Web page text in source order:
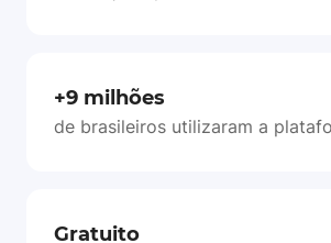
+9 milhões
de brasileiros utilizaram a
Gratuito